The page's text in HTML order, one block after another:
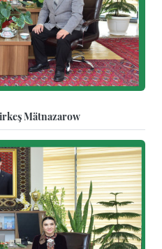
Mätnazarow